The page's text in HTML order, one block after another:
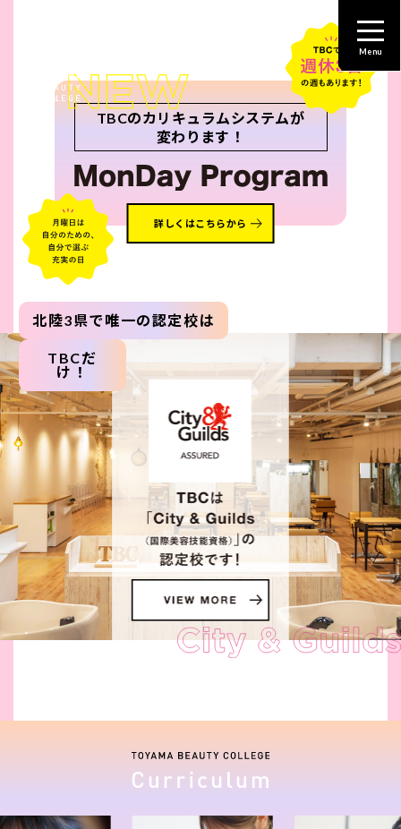
TBCのカリキュラムシステムが
変わります！
詳しくはこちらから
北陸3県で唯一の認定校は
TBCだ
け！